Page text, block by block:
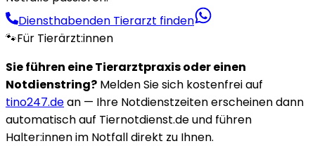
Diensthabenden Tierarzt finden
🐾Für Tierärzt:innen
Sie führen eine Tierarztpraxis oder einen
Notdienstring? Melden Sie sich kostenfrei auf
tino247.dean — Ihre Notdienstzeiten erscheinen dann
automatisch auf Tiernotdienst.de und führen
Halter:innen im Notfall direkt zu Ihnen.